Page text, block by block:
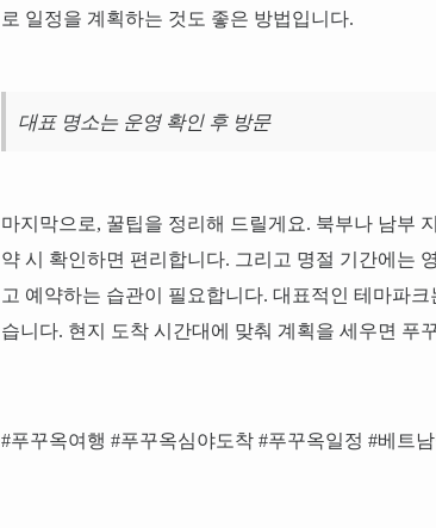
로 일정을 계획하는 것도 좋은 방법입니다.
대표 명소는 운영 확인 후 방문
마지막으로, 꿀팁을 정리해 드릴게요. 북부나 남부
약 시 확인하면 편리합니다. 그리고 명절 기간에는
고 예약하는 습관이 필요합니다. 대표적인 테마파
습니다. 현지 도착 시간대에 맞춰 계획을 세우면 푸
#푸꾸옥여행 #푸꾸옥심야도착 #푸꾸옥일정 #베트